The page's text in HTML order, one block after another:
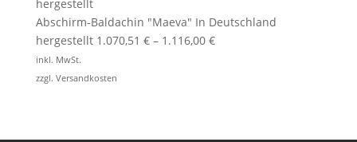
Abschirm-Baldachin "Maeva" In Deutschland
hergestellt 1.070,51 €– 1.116,00 €
inkl. MwSt.
zzgl. Versandkosten